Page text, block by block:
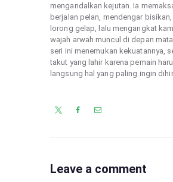
mengandalkan kejutan. Ia
berjalan pelan, mendengar
lorong gelap, lalu mengangkat
wajah arwah muncul di depan
seri ini menemukan kekuatannya,
takut yang lahir karena pemain
langsung hal yang paling ingin
Leave a comment